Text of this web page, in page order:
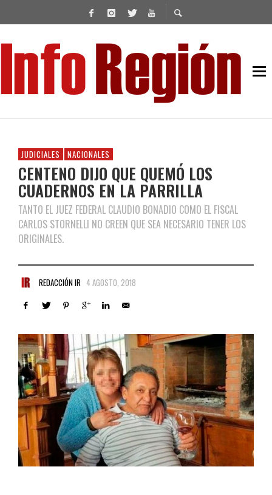
JUDICIALES NACIONALES
CENTENO DIJO QUE QUEMÓ LOS
CUADERNOS EN LA PARRILLA
TANTO EL JUEZ FEDERAL CLAUDIO BONADIO COMO EL FISCAL
CARLOS STORNELLI NO CREEN QUE SEA NECESARIO TENER LOS
ORIGINALES.
REDACCIÓN IR 4 AGOSTO, 2018